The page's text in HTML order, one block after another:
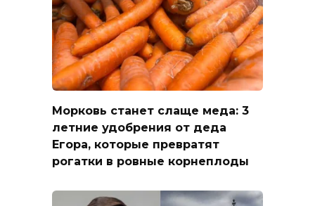
Морковь станет слаще меда: 3
летние удобрения от деда
Егора, которые превратят
рогатки в ровные корнеплоды